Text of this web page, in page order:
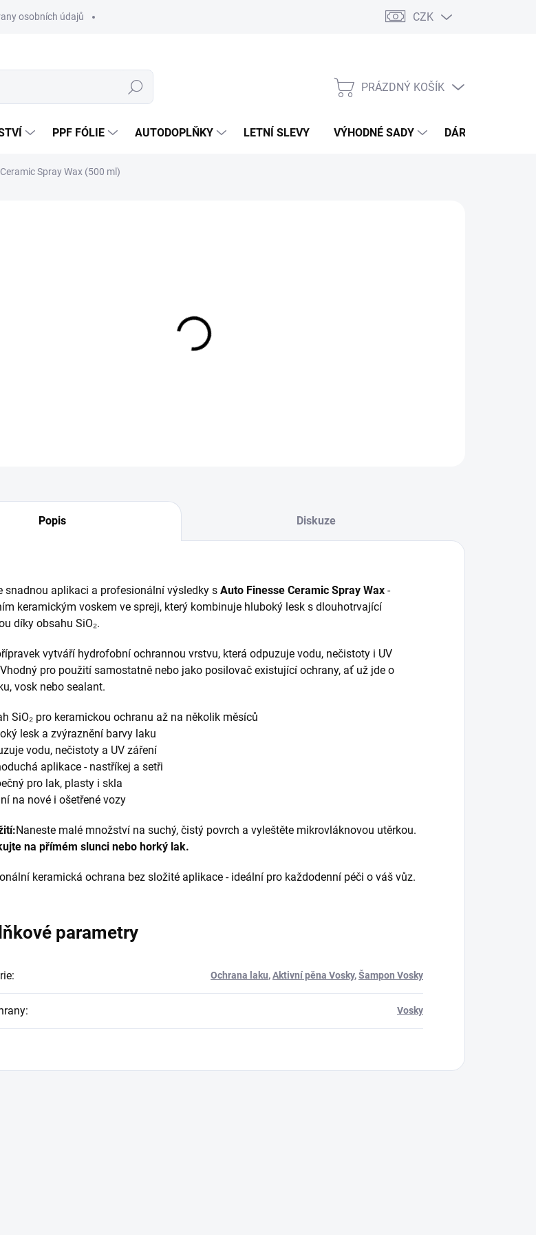
osobních údajů CZK
Hledat
NÁKUPNÍ
PRÁZDNÝ KOŠÍK
PPF FÓLIE AUTODOPLŇKY LETNÍ SLEVY VÝHODNÉ SADY DÁRKOVÝ
Spray Wax (500 ml)
Popis Diskuze
snadnou aplikaci a profesionální výsledky s Auto Finesse Ceramic Spray Wax -
keramickým voskem ve spreji, který kombinuje hluboký lesk s dlouhotrvající
díky obsahu SiO₂.
vytváří hydrofobní ochrannou vrstvu, která odpuzuje vodu, nečistoty i UV
pro použití samostatně nebo jako posilovač existující ochrany, ať už jde o
vosk nebo sealant.
SiO₂ pro keramickou ochranu až na několik měsíců
lesk a zvýraznění barvy laku
vodu, nečistoty a UV záření
aplikace - nastříkej a setři
pro lak, plasty i skla
na nové i ošetřené vozy
Naneste malé množství na suchý, čistý povrch a vyleštěte mikrovláknovou utěrkou.
na přímém slunci nebo horký lak.
keramická ochrana bez složité aplikace - ideální pro každodenní péči o váš vůz.
parametry
: Ochrana laku,Aktivní pěna Vosky,Šampon Vosky
: Vosky